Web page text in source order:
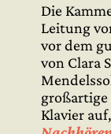
Die
Leitung
vor dem
von Clara
großartige
Klavier auf,